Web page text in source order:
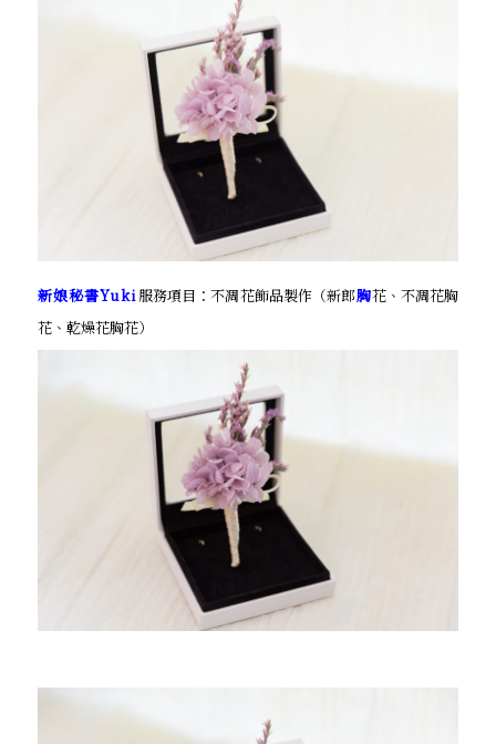
新娘秘書Yuki 服務項目：不凋花飾品製作（新郎胸花、不凋花胸
花、乾燥花胸花）